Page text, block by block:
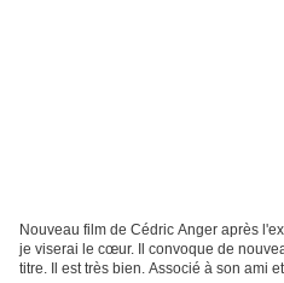
Nouveau film de Cédric Anger après
je viserai le cœur. Il convoque de
titre. Il est très bien. Associé à son ami